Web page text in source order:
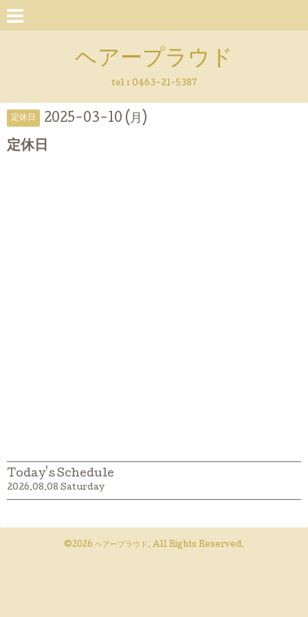
ヘアープラウド
tel : 0463-21-5387
定休日 2025-03-10 (月)
定休日
Today's Schedule
2026.08.08 Saturday
©2026 ヘアープラウド . All Rights Reserved.